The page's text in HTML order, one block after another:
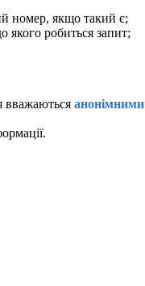
номер, якщо такий є;
якого робиться запит;
вважаються анонімними